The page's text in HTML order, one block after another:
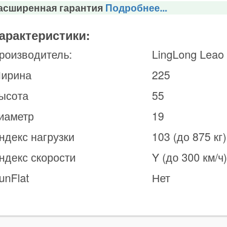
гарантияПодробнее...
LingLong Leao
225
55
19
нагрузки
103 (до 875 кг)
скорости
Y (до 300 км/ч)
Нет